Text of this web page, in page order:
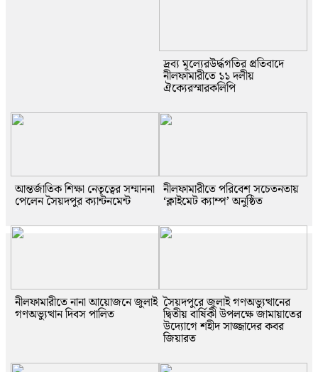
দ্রব্য মূল্যেরউর্দ্ধগতির প্রতিবাদে
নীলফামারীতে ১১ দলীয়
ঐক্যেরস্মারকলিপি
আন্তর্জাতিক শিক্ষা নেতৃত্বের সম্মাননা
পেলেন সৈয়দপুর ক্যান্টনমেন্ট
নীলফামারীতে পরিবেশ সচেতনতায়
‘ক্লাইমেট ক্যাম্প’ অনুষ্ঠিত
নীলফামারীতে নানা আয়োজনে জুলাই
গণঅভ্যুত্থান দিবস পালিত
সৈয়দপুরে জুলাই গণঅভ্যুত্থানের
দ্বিতীয় বার্ষিকী উপলক্ষে জামায়াতের
উদ্যোগে শহীদ সাজ্জাদের কবর
জিয়ারত